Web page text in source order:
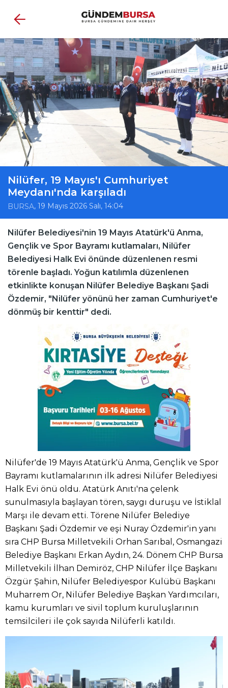
Nilüfer, 19 Mayıs'ı Cumhuriyet
Meydanı'nda karşıladı
BURSA, 19 Mayıs 2026 Salı, 14:04
Nilüfer Belediyesi'nin 19 Mayıs Atatürk'ü Anma,
Gençlik ve Spor Bayramı kutlamaları, Nilüfer
Belediyesi Halk Evi önünde düzenlenen resmi
törenle başladı. Yoğun katılımla düzenlenen
etkinlikte konuşan Nilüfer Belediye Başkanı Şadi
Özdemir, "Nilüfer yönünü her zaman Cumhuriyet'e
dönmüş bir kenttir" dedi.
Nilüfer'de 19 Mayıs Atatürk'ü Anma, Gençlik ve Spor
Bayramı kutlamalarının ilk adresi Nilüfer Belediyesi
Halk Evi önü oldu. Atatürk Anıtı'na çelenk
sunulmasıyla başlayan tören, saygı duruşu ve İstiklal
Marşı ile devam etti. Törene Nilüfer Belediye
Başkanı Şadi Özdemir ve eşi Nuray Özdemir'in yanı
sıra CHP Bursa Milletvekili Orhan Sarıbal, Osmangazi
Belediye Başkanı Erkan Aydın, 24. Dönem CHP Bursa
Milletvekili İlhan Demiröz, CHP Nilüfer İlçe Başkanı
Özgür Şahin, Nilüfer Belediyespor Kulübü Başkanı
Muharrem Or, Nilüfer Belediye Başkan Yardımcıları,
kamu kurumları ve sivil toplum kuruluşlarının
temsilcileri ile çok sayıda Nilüferli katıldı.